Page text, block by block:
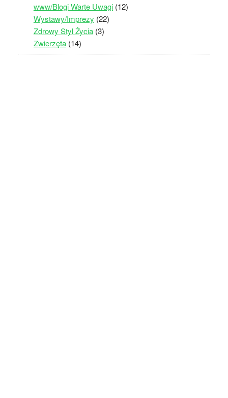
www/Blogi Warte Uwagi(12)
Wystawy/Imprezy (22)
Zdrowy Styl Życia(3)
Zwierzęta(14)